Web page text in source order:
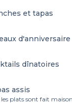
et tapas
d'anniversaire
dînatoires
assis
les plats sont fait